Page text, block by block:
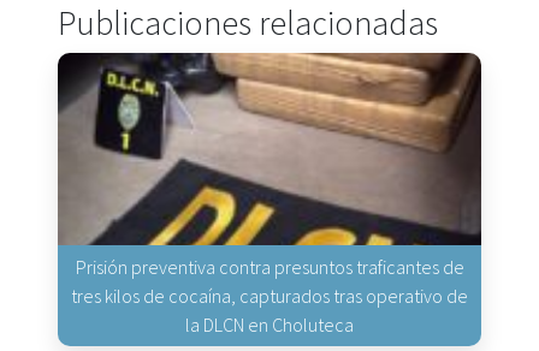
Publicaciones relacionadas
Prisión preventiva contra presuntos traficantes de
tres kilos de cocaína, capturados tras operativo de
la DLCN en Choluteca